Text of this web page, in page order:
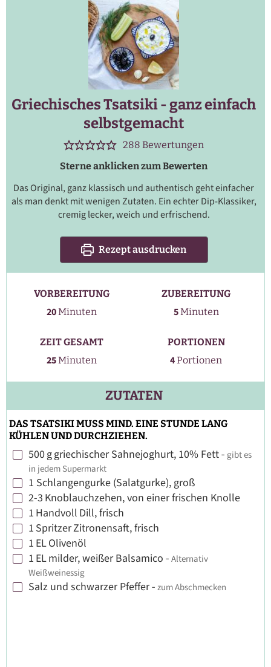
Griechisches Tsatsiki - ganz einfach
selbstgemacht
288 Bewertungen
Sterne anklicken zum Bewerten
Das Original, ganz klassisch und authentisch geht einfacher
als man denkt mit wenigen Zutaten. Ein echter Dip-Klassiker,
cremig lecker, weich und erfrischend.
Rezept ausdrucken
VORBEREITUNG
20Minuten
Minuten
ZUBEREITUNG
5Minuten
Minuten
ZEIT GESAMT
25Minuten
Minuten
PORTIONEN
4Portionen
ZUTATEN
DAS TSATSIKI MUSS MIND. EINE STUNDE LANG
KÜHLEN UND DURCHZIEHEN.
▢
500ggriechischer Sahnejoghurt, 10% Fett - gibt es
in jedem Supermarkt
▢
1 Schlangengurke (Salatgurke), groß
▢
2-3 Knoblauchzehen, von einer frischen Knolle
▢
1 Handvoll Dill, frisch
▢
1 SpritzerZitronensaft, frisch
▢
1 ELOlivenöl
▢
1 ELmilder, weißer Balsamico - Alternativ
Weißweinessig
▢
Salz und schwarzer Pfeffer- zum Abschmecken